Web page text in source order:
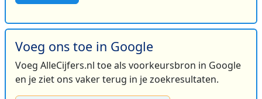
Voeg ons toe in Google
Voeg AlleCijfers.nl toe als voorkeursbron in Google
en je ziet ons vaker terug in je zoekresultaten.